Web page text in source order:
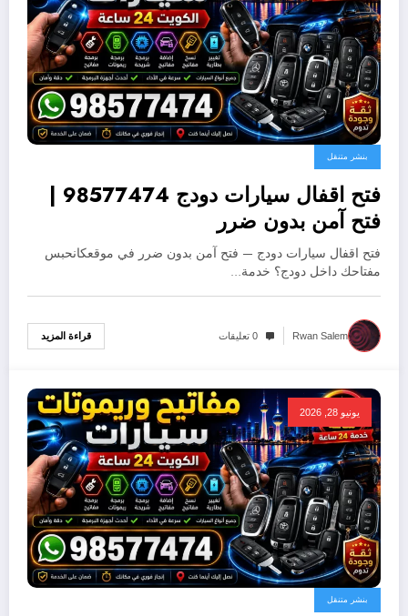
بنشر متنقل
فتح اقفال سيارات دودج 98577474 |
فتح آمن بدون ضرر
فتح اقفال سيارات دودج — فتح آمن بدون ضرر في موقعكانحبس
مفتاحك داخل دودج؟ خدمة…
Rwan Salem 0 تعليقات قراءة المزيد
يونيو 28, 2026
بنشر متنقل